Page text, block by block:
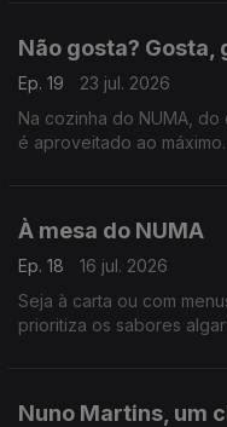
Não gosta? Gosta,
Ep. 19
23 jul. 2026
Na cozinha do NUMA,
é aproveitado ao
À mesa do NUMA
Ep. 18
16 jul. 2026
Seja à carta ou com
prioritiza os sabores
Nuno Martins, um